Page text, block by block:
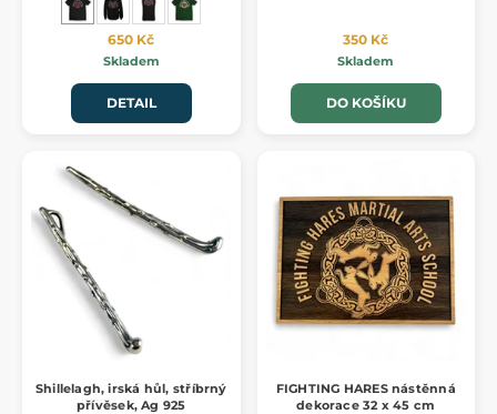
650 Kč
Skladem
DETAIL
350 Kč
Skladem
DO KOŠÍKU
Shillelagh, irská hůl, stříbrný
přívěsek, Ag 925
FIGHTING HARES nástěnná
dekorace 32 x 45 cm